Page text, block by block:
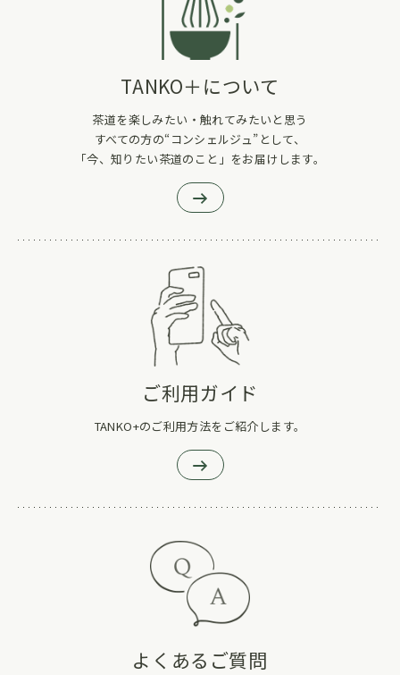
TANKO＋について
茶道を楽しみたい・触れてみたいと思う
すべての方の“コンシェルジュ”として、
「今、知りたい茶道のこと」をお届けします。
ご利用ガイド
TANKO+のご利用方法をご紹介します。
よくあるご質問